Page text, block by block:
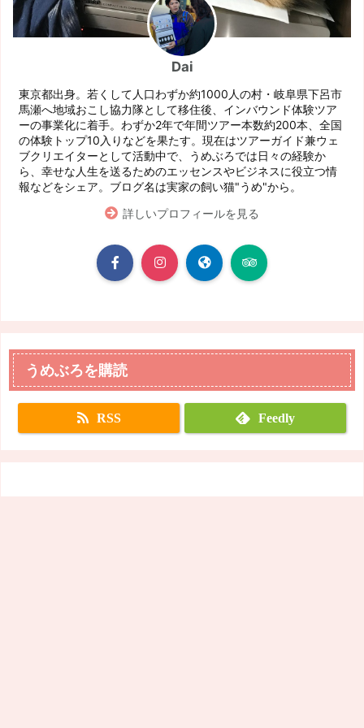
Dai
東京都出身。若くして人口わずか約1000人の村・岐阜県下呂市
馬瀬へ地域おこし協力隊として移住後、インバウンド体験ツア
ーの事業化に着手。わずか2年で年間ツアー本数約200本、全国
の体験トップ10入りなどを果たす。現在はツアーガイド兼ウェ
ブクリエイターとして活動中で、うめぶろでは日々の経験か
ら、幸せな人生を送るためのエッセンスやビジネスに役立つ情
報などをシェア。ブログ名は実家の飼い猫"うめ"から。
詳しいプロフィールを見る
うめぶろを購読
RSS Feedly